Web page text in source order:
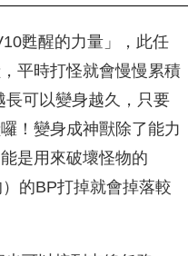
甦醒的力量」，此任
平時打怪就會慢慢累積
可以變身越久，只要
！變身成神獸除了能力
是用來破壞怪物的
的BP打掉就會掉落較